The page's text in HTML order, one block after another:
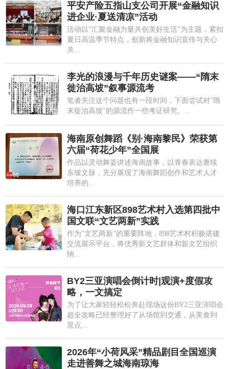
平安产险五指山支公司开展“金融知识
进企业·夏送清凉”活动
活动以"汇聚金融力量共创美好生活"为主题，紧扣
夏日高温季节特点，创新将金融知识宣传与关心
关...
李光的浪漫与千年历史谜案——“隋末
徙治高坡”叙事源流考
笔者关注这个问题也有一段时间，下面尝试对"隋
末徙治高坡"的源流作一些考证研究。...
海南原创舞蹈《别·海南黎民》荣获第
六届“荷花少年”全国展
作品以灵动舞姿讲述海南故事，以青春表达赓续
东坡文脉，充分展现了海南舞蹈创作和艺术人才
培养的...
海口江东新区898艺术村入选第四批中
国文联“文艺两新”实践
作为"文艺两新"的重要阵地，898艺术村积极搭建
交流展示平台，将优秀新文艺群体和新文艺组织
纳...
BY2三亚演唱会倒计时|观演+度假攻
略，一文搞定
为了让大家轻轻松松奔赴现场这份BY2三亚演唱会
超全攻略已经整理好了从场馆到交通，从美食到
景点...
2026年“小荷风采”精品剧目全国巡演
走进善舞之城海南琼海